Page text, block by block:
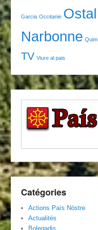
Garcia Occitanie
Narbonne
TV Viure al pais
Catégories
Actions País Nòstre
Actualités
Bolegadis